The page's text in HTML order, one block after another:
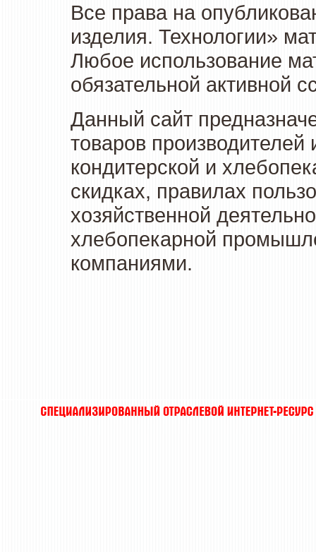
Все права на
изделия. Технологии»
Любое использование
обязательной активной
Данный сайт
товаров
кондитерской и
скидках, правилах
хозяйственной
хлебопекарной
компаниями.